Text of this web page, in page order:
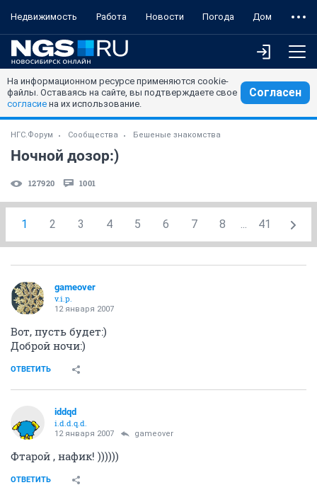
Недвижимость Работа Новости Погода Дом
На информационном ресурсе применяются cookie-
файлы. Оставаясь на сайте, вы подтверждаете свое
согласие на их использование.
Согласен
НГС.Форум Сообщества Бешеные знакомства
Ночной дозор:)
127920 1001
1 2 3 4 5 6 7 8 ... 41
gameover
v.i.p.
12 января 2007
Вот, пусть будет:)
Доброй ночи:)
ОТВЕТИТЬ
iddqd
i.d.d.q.d.
12 января 2007 gameover
Фтарой , нафик! ))))))
ОТВЕТИТЬ